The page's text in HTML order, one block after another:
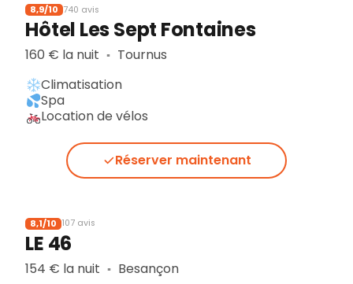
8,9/10 740 avis
Hôtel Les Sept Fontaines
160 € la nuit ▪︎ Tournus
Climatisation
Spa
Location de vélos
Réserver maintenant
8,1/10 107 avis
LE 46
154 € la nuit ▪︎ Besançon